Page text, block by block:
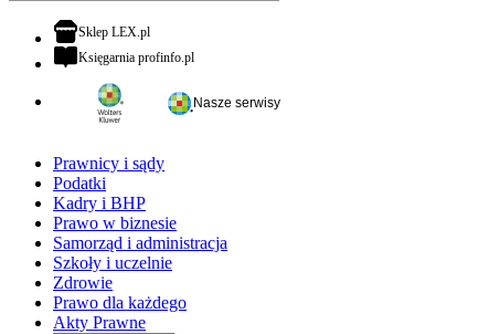
Sklep LEX.plotwiera się w nowej karcie
Księgarnia profinfo.plotwiera się w nowej karcie
Nasze serwisy
Prawnicy i sądy
Podatki
Kadry i BHP
Prawo w biznesie
Samorząd i administracja
Szkoły i uczelnie
Zdrowie
Prawo dla każdego
Akty Prawne